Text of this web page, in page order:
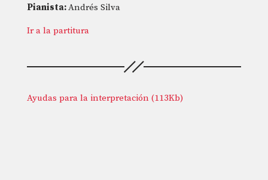
Pianista:Andrés Silva
Ir a la partitura
Ayudas para la interpretación (113Kb)